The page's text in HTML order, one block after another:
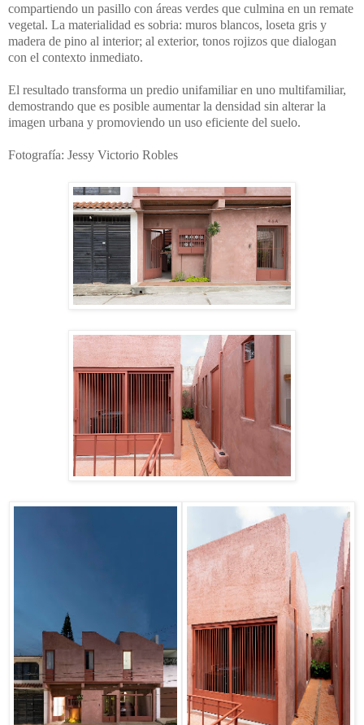
compartiendo un pasillo con áreas verdes que culmina en un remate
vegetal. La materialidad es sobria: muros blancos, loseta gris y
madera de pino al interior; al exterior, tonos rojizos que dialogan
con el contexto inmediato.
El resultado transforma un predio unifamiliar en uno multifamiliar,
demostrando que es posible aumentar la densidad sin alterar la
imagen urbana y promoviendo un uso eficiente del suelo.
Fotografía: Jessy Victorio Robles